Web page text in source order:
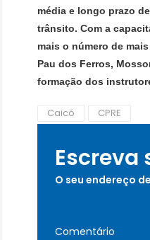
média e longo prazo
trânsito. Com a
mais o número de
Pau dos Ferros,
formação dos
Caicó CPRE
Escreva
O seu endereço
Comentário